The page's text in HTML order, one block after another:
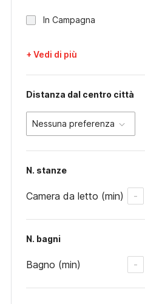
In Campagna
+ Vedi di più
Distanza dal centro città
Nessuna preferenza
N. stanze
Camera da letto (min) -
N. bagni
Bagno (min) -